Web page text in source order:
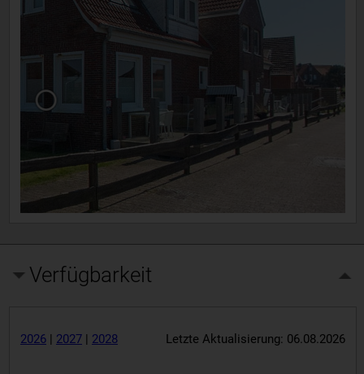
Verfügbarkeit
2026| 2027| 2028 Letzte Aktualisierung: 06.08.2026